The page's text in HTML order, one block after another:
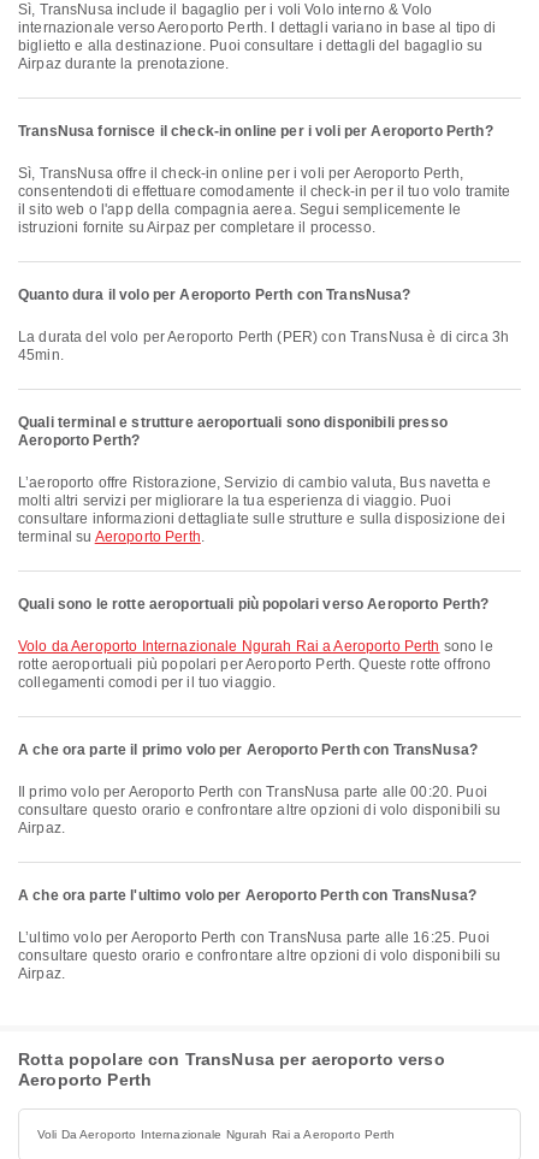
Sì, TransNusa include il bagaglio per i voli Volo interno & Volo
internazionale verso Aeroporto Perth. I dettagli variano in base al tipo di
biglietto e alla destinazione. Puoi consultare i dettagli del bagaglio su
Airpaz durante la prenotazione.
TransNusa fornisce il check-in online per i voli per Aeroporto Perth?
Sì, TransNusa offre il check-in online per i voli per Aeroporto Perth,
consentendoti di effettuare comodamente il check-in per il tuo volo tramite
il sito web o l'app della compagnia aerea. Segui semplicemente le
istruzioni fornite su Airpaz per completare il processo.
Quanto dura il volo per Aeroporto Perth con TransNusa?
La durata del volo per Aeroporto Perth (PER) con TransNusa è di circa 3h
45min.
Quali terminal e strutture aeroportuali sono disponibili presso
Aeroporto Perth?
L’aeroporto offre Ristorazione, Servizio di cambio valuta, Bus navetta e
molti altri servizi per migliorare la tua esperienza di viaggio. Puoi
consultare informazioni dettagliate sulle strutture e sulla disposizione dei
terminal su Aeroporto Perth.
Quali sono le rotte aeroportuali più popolari verso Aeroporto Perth?
volo da Aeroporto Internazionale Ngurah Rai a Aeroporto Perth sono le
rotte aeroportuali più popolari per Aeroporto Perth. Queste rotte offrono
collegamenti comodi per il tuo viaggio.
A che ora parte il primo volo per Aeroporto Perth con TransNusa?
consultare questo orario e confrontare altre opzioni di volo disponibili su
Airpaz.
A che ora parte l'ultimo volo per Aeroporto Perth con TransNusa?
L’ultimo volo per Aeroporto Perth con TransNusa parte alle 16:25. Puoi
consultare questo orario e confrontare altre opzioni di volo disponibili su
Airpaz.
Rotta popolare con TransNusa per aeroporto verso
Aeroporto Perth
Voli Da Aeroporto Internazionale Ngurah Rai a Aeroporto Perth